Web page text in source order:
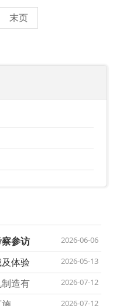
末页
参访 2026-06-06
体验 2026-05-13
造有 2026-07-12
2026-07-12